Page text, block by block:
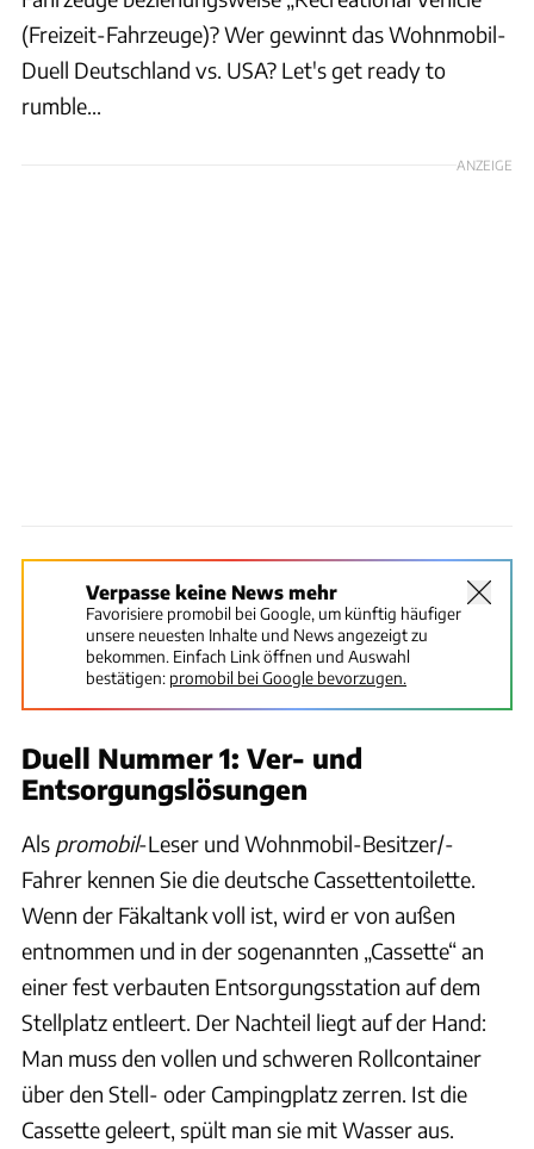
(Freizeit-Fahrzeuge)? Wer gewinnt das Wohnmobil-
Duell Deutschland vs. USA? Let's get ready to
rumble...
ANZEIGE
Verpasse keine News mehr
Favorisiere promobil bei Google, um künftig häufiger
unsere neuesten Inhalte und News angezeigt zu
bekommen. Einfach Link öffnen und Auswahl
bestätigen: promobil bei Google bevorzugen.
Duell Nummer 1: Ver- und
Entsorgungslösungen
Als promobil-Leser und Wohnmobil-Besitzer/-
Fahrer kennen Sie die deutsche Cassettentoilette.
Wenn der Fäkaltank voll ist, wird er von außen
entnommen und in der sogenannten „Cassette“ an
einer fest verbauten Entsorgungsstation auf dem
Stellplatz entleert. Der Nachteil liegt auf der Hand:
Man muss den vollen und schweren Rollcontainer
über den Stell- oder Campingplatz zerren. Ist die
Cassette geleert, spült man sie mit Wasser aus.